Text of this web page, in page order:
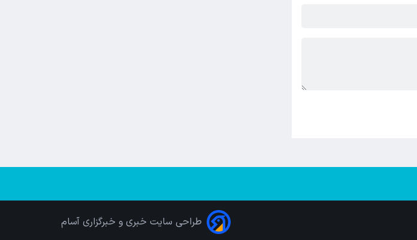
طراحی سایت خبری و خبرگزاری آسام